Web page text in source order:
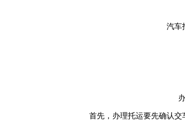
汽车
首先，办理托运要先确认交